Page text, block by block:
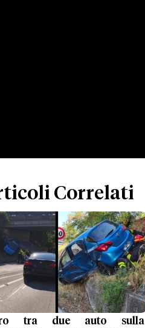
Correlati
tra due auto sulla